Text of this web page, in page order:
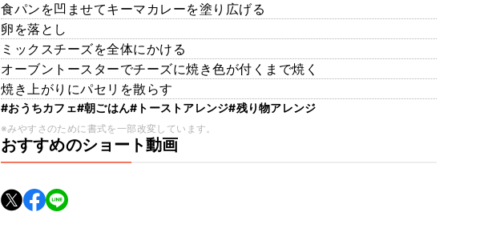
食パンを凹ませてキーマカレーを塗り広げる
卵を落とし
ミックスチーズを全体にかける
オーブントースターでチーズに焼き色が付くまで焼く
焼き上がりにパセリを散らす
#おうちカフェ#朝ごはん#トーストアレンジ#残り物アレンジ
※みやすさのために書式を一部改変しています。
おすすめのショート動画